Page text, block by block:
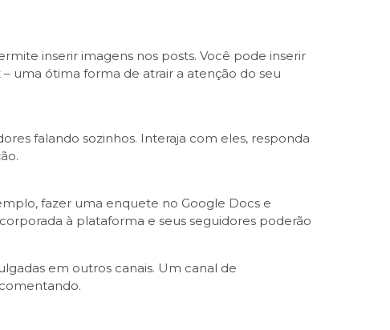
inserir imagens nos posts. Você pode inserir
uma ótima forma de atrair a atenção do seu
falando sozinhos. Interaja com eles, responda
fazer uma enquete no Google Docs e
à plataforma e seus seguidores poderão
em outros canais. Um canal de